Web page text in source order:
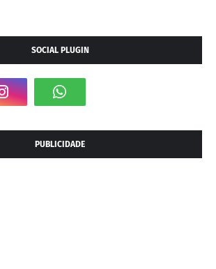
SOCIAL PLUGIN
PUBLICIDADE